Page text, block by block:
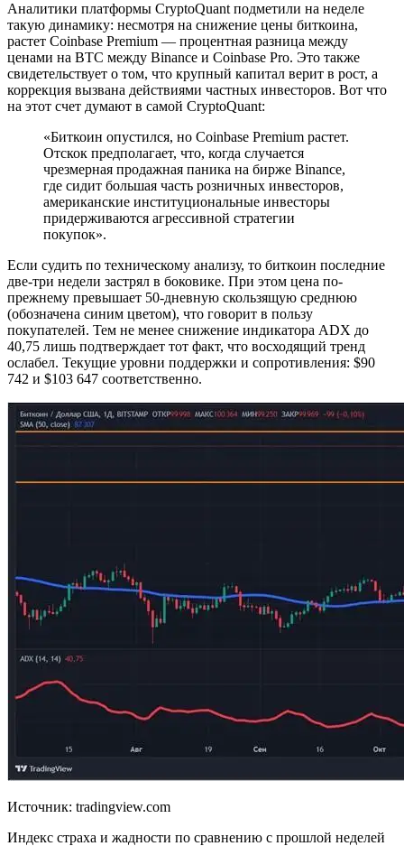
Аналитики платформы CryptoQuant подметили на неделе
такую динамику: несмотря на снижение цены биткоина,
растет Coinbase Premium — процентная разница между
ценами на BTC между Binance и Coinbase Pro. Это также
свидетельствует о том, что крупный капитал верит в рост, а
коррекция вызвана действиями частных инвесторов. Вот что
на этот счет думают в самой CryptoQuant:
«Биткоин опустился, но Coinbase Premium растет.
Отскок предполагает, что, когда случается
чрезмерная продажная паника на бирже Binance,
где сидит большая часть розничных инвесторов,
американские институциональные инвесторы
придерживаются агрессивной стратегии
покупок».
Если судить по техническому анализу, то биткоин последние
две-три недели застрял в боковике. При этом цена по-
прежнему превышает 50-дневную скользящую среднюю
(обозначена синим цветом), что говорит в пользу
покупателей. Тем не менее снижение индикатора ADX до
40,75 лишь подтверждает тот факт, что восходящий тренд
ослабел. Текущие уровни поддержки и сопротивления: $90
742 и $103 647 соответственно.
Источник: tradingview.com
Индекс страха и жадности по сравнению с прошлой неделей